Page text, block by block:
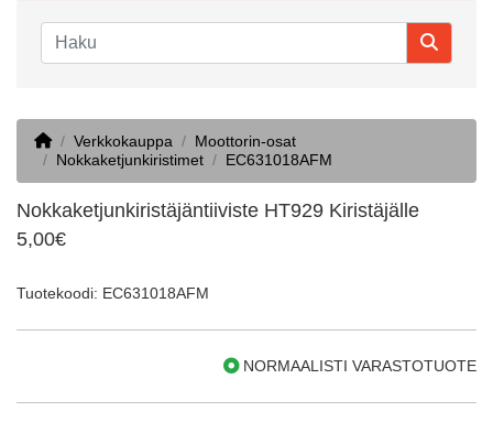
HomeVerkkokauppa
Moottorin-osat
Nokkaketjunkiristimet
EC631018AFM
Nokkaketjunkiristäjäntiiviste HT929 Kiristäjälle
5,00€
Tuotekoodi: EC631018AFM
NORMAALISTI VARASTOTUOTE